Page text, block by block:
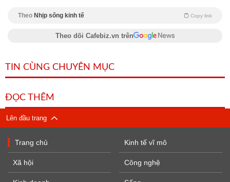
Theo Nhịp sống kinh tế Copy link
Theo dõi Cafebiz.vn trên
TIN CÙNG CHUYÊN MỤC
ĐỌC THÊM
Lên đầu trang
Trang chủ
Xã hội
Kinh tế vĩ mô
Công nghệ